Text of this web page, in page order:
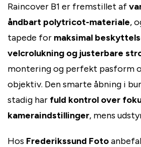
Raincover B1 er fremstillet af
åndbart polytricot-materiale,
tapede for maksimal
velcrolukning og justerbare
montering og perfekt pasform
objektiv. Den smarte åbning i
stadig har fuld kontrol over
kameraindstillinger, mens
Hos Frederikssund Foto